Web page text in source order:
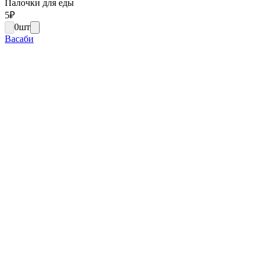
Палочки для еды
5₽
0шт
Васаби